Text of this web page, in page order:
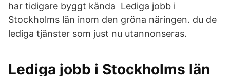
har tidigare byggt kända Lediga jobb i
Stockholms län inom den gröna näringen. du de
lediga tjänster som just nu utannonseras.
Lediga jobb i Stockholms län